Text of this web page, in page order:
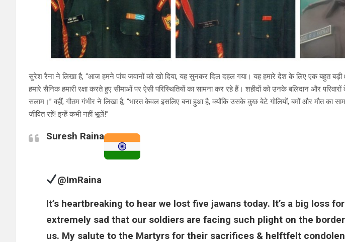
सुरेश रैना ने लिखा है, “आज हमने पांच जवानों को खो दिया, यह सुनकर दिल दहल गया। यह हमारे देश के लिए एक बहुत
हमारे सैनिक हमारी रक्षा करते हुए सीमाओं पर ऐसी परिस्थितियों का सामना कर रहे हैं। शहीदों को उनके बलिदान और
सलाम।” वहीं, गौतम गंभीर ने लिखा है, “भारत केवल इसलिए बना हुआ है, क्योंकि उसके कुछ बेटे गोलियों, बमों और मौत का
जीवित रहें! इन्हें कभी नहीं भूलें!”
Suresh Raina
@ImRaina
It’s heartbreaking to hear we lost five jawans today. It’s a big loss
extremely sad that our soldiers are facing such plight on the
us. My salute to the Martyrs for their sacrifices & helftfelt